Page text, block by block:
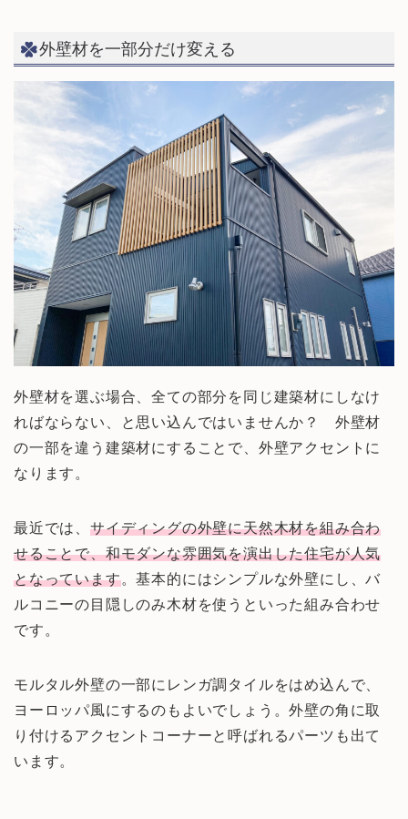
外壁材を一部分だけ変える
外壁材を選ぶ場合、全ての部分を同じ建築材にしなけ
ればならない、と思い込んではいませんか？ 外壁材
の一部を違う建築材にすることで、外壁アクセントに
なります。
最近では、 サイディングの外壁に天然木材を組み合わ
せることで、和モダンな雰囲気を演出した住宅が人気
となっています。基本的にはシンプルな外壁にし、バ
ルコニーの目隠しのみ木材を使うといった組み合わせ
です。
モルタル外壁の一部にレンガ調タイルをはめ込んで、
ヨーロッパ風にするのもよいでしょう。外壁の角に取
り付けるアクセントコーナーと呼ばれるパーツも出て
います。